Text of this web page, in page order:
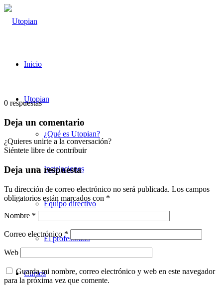
Inicio
Utopian
¿Qué es Utopian?
Instalaciones
Equipo directivo
El profesorado
Cursos
0 respuestas
Deja un comentario
¿Quieres unirte a la conversación?
Siéntete libre de contribuir
Deja una respuesta
Tu dirección de correo electrónico no será publicada. Los campos
obligatorios están marcados con *
Nombre *
Correo electrónico *
Web
Guarda mi nombre, correo electrónico y web en este navegador
para la próxima vez que comente.